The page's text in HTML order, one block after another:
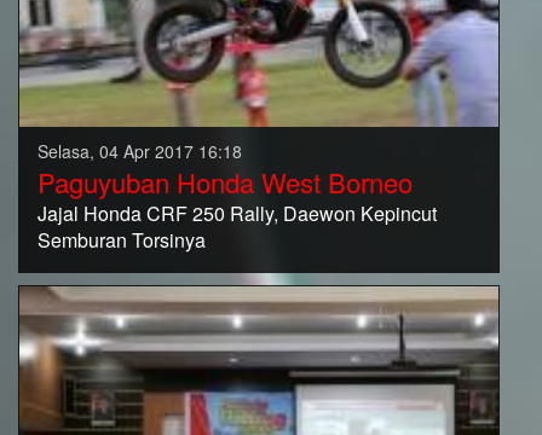
Selasa, 04 Apr 2017 16:18
Paguyuban Honda West Borneo
Jajal Honda CRF 250 Rally, Daewon Kepincut
Semburan Torsinya